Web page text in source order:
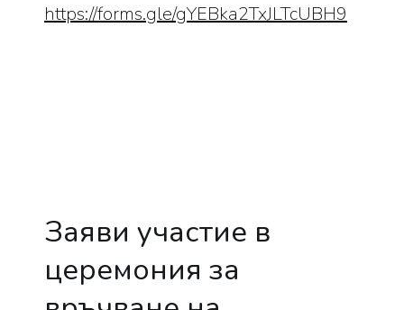
https://forms.gle/gYEBka2TxJLTcUBH9
Заяви участие в
церемония за